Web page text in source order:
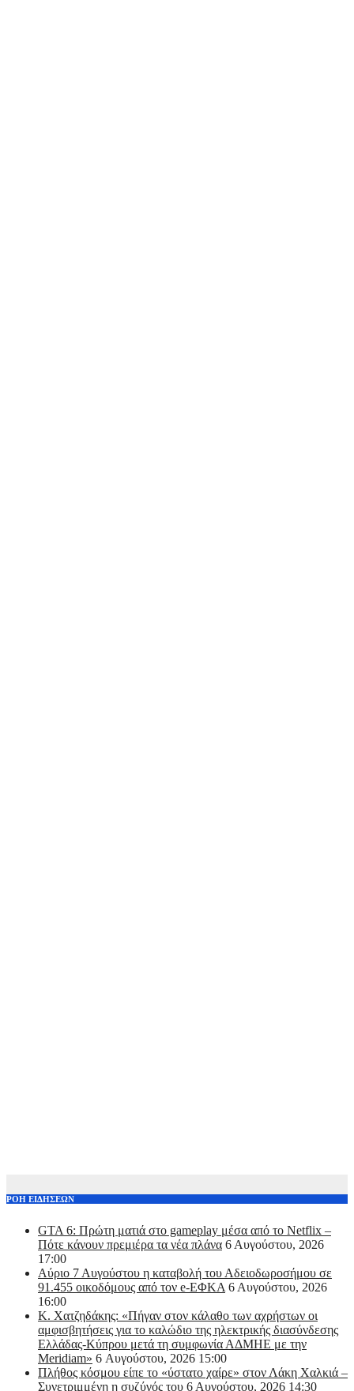
ΡΟΗ ΕΙΔΗΣΕΩΝ
GTA 6: Πρώτη ματιά στο gameplay μέσα από το Netflix –
Πότε κάνουν πρεμιέρα τα νέα πλάνα 6 Αυγούστου, 2026
17:00
Αύριο 7 Αυγούστου η καταβολή του Αδειοδωροσήμου σε
91.455 οικοδόμους από τον e-ΕΦΚΑ 6 Αυγούστου, 2026
16:00
Κ. Χατζηδάκης: «Πήγαν στον κάλαθο των αχρήστων οι
αμφισβητήσεις για το καλώδιο της ηλεκτρικής διασύνδεσης
Ελλάδας-Κύπρου μετά τη συμφωνία ΑΔΜΗΕ με την
Meridiam» 6 Αυγούστου, 2026 15:00
Πλήθος κόσμου είπε το «ύστατο χαίρε» στον Λάκη Χαλκιά –
Συνετριμμένη η συζύγός του 6 Αυγούστου, 2026 14:30